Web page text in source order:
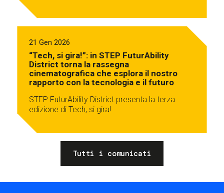
21 Gen 2026
“Tech, si gira!”: in STEP FuturAbility
District torna la rassegna
cinematografica che esplora il nostro
rapporto con la tecnologia e il futuro
STEP FuturAbility District presenta la terza
edizione di Tech, si gira!
Tutti i comunicati